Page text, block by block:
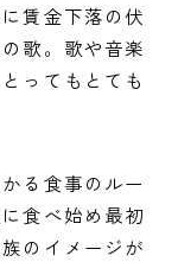
賃金下落の伏
歌。歌や音楽
ってもとても
る食事のルー
食べ始め最初
のイメージが